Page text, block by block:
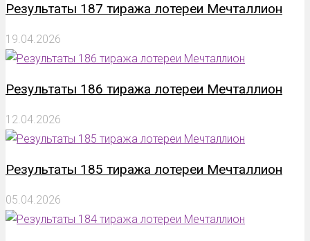
Результаты 187 тиража лотереи Мечталлион
19.04.2026
Результаты 186 тиража лотереи Мечталлион
12.04.2026
Результаты 185 тиража лотереи Мечталлион
05.04.2026